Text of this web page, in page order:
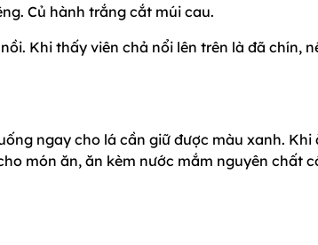
Củ hành trắng cắt múi cau.
Khi thấy viên chả nổi lên trên là đã chín,
ngay cho lá cần giữ được màu xanh. Khi
món ăn, ăn kèm nước mắm nguyên chất